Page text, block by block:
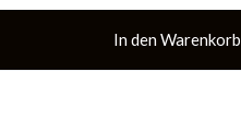
In den Warenkorb